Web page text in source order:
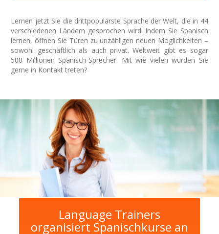
Lernen jetzt Sie die drittpopulärste Sprache der Welt, die in 44
verschiedenen Ländern gesprochen wird! Indem Sie Spanisch
lernen, öffnen Sie Türen zu unzähligen neuen Möglichkeiten –
sowohl geschäftlich als auch privat. Weltweit gibt es sogar
500 Millionen Spanisch-Sprecher. Mit wie vielen würden Sie
gerne in Kontakt treten?
Language Trainers
organisiert Spanischkurse an